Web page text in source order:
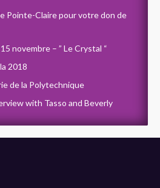
Pointe-Claire pour votre don de
novembre – ” Le Crystal “
2018
de la Polytechnique
with Tasso and Beverly